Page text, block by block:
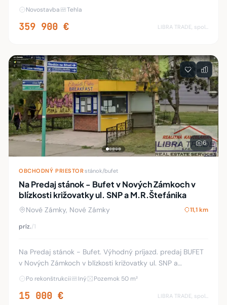
rieke Nitra, neďaleko rekreačnej oblasti Sihoť a
Novostavba Tehla
359 900 € LIBRA TRADE, spol.s.r.o.
6
OBCHODNÝ PRIESTOR·stánok/bufet
Na Predaj stánok - Bufet v Nových Zámkoch v
blízkosti križovatky ul. SNP a M.R.Štefánika
Nové Zámky, Nové Zámky 11,1 km
príz./1
Na Predaj stánok - Bufet. Výhodný príjazd. predaj BUFET
v Nových Zámkoch v blízkosti križovatky ul. SNP a
M.R.Štefánika s priamym napojením na hlavnú križovatku.
Stánok poskytuje predajnú plochu, soci
Po rekonštrukcii Iný Pozemok 50 m²
15 000 € LIBRA TRADE, spol.s.r.o.